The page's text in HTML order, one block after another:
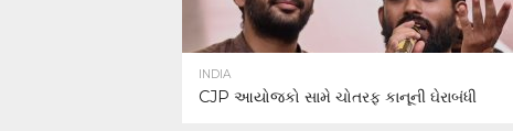
INDIA
CJP આયોજકો સામે ચોતરફ કાનૂની ઘેરાબંધી